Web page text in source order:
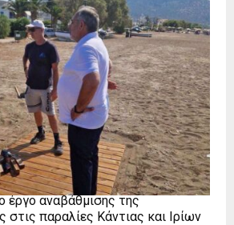
έργο αναβάθμισης της
παραλίες Κάντιας και Ιρίων